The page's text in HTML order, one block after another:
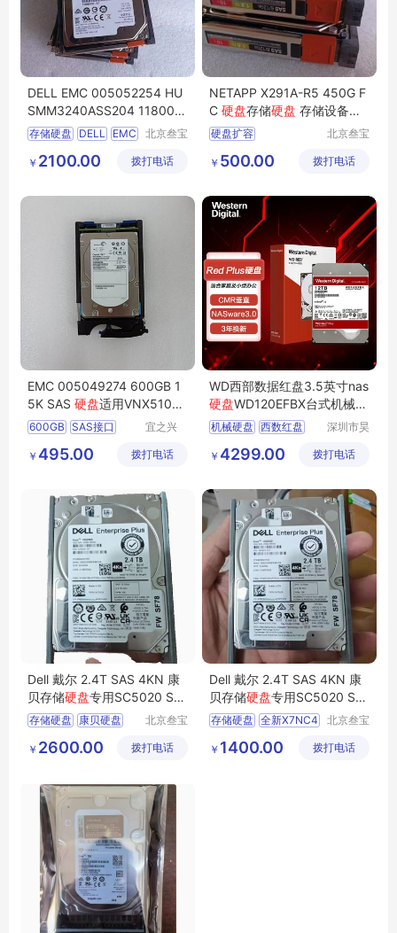
DELL EMC 005052254 HU
SMM3240ASS204 118000
545 400G SSD 存储 硬盘
存储硬盘 DELL EMC
400G硬盘
北京叁宝
公司
￥ 2100.00 拨打电话
NETAPP X291A-R5 450G F
C 硬盘存储硬盘 存储设备扩
容
硬盘扩容
北京叁宝
公司
￥ 500.00 拨打电话
EMC 005049274 600GB 1
5K SAS 硬盘适用VNX5100
5300 VNXe3300
600GB SAS接口
EMC硬盘
宜之兴
科技有限
￥ 495.00 拨打电话
WD西部数据红盘3.5英寸nas
硬盘WD120EFBX台式机械硬
盘12TB
机械硬盘 西数红盘
NAS硬盘
深圳市昊
限公司
￥ 4299.00 拨打电话
Dell 戴尔 2.4T SAS 4KN 康
贝存储硬盘专用SC5020 SC
4020 X7NC4
存储硬盘 康贝硬盘
北京叁宝
公司
￥ 2600.00 拨打电话
Dell 戴尔 2.4T SAS 4KN 康
贝存储硬盘专用SC5020 SC
4020全新X7NC4
存储硬盘 全新X7NC4
北京叁宝
公司
￥ 1400.00 拨打电话